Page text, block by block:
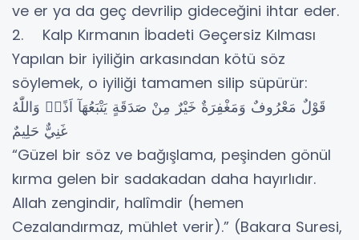
ve er ya da geç devrilip gideceğini ihtar eder.
2. Kalp Kırmanın İbadeti Geçersiz Kılması
Yapılan bir iyiliğin arkasından kötü söz
söylemek, o iyiliği tamamen silip süpürür:
قَوْلٌ مَعْرُوفٌ وَمَغْفِرَةٌ خَيْرٌ مِنْ صَدَقَةٍ يَتْبَعُهَآ اَذًىۜ وَاللّٰهُ
غَنِيٌّ حَلِيمٌ
“Güzel bir söz ve bağışlama, peşinden gönül
kırma gelen bir sadakadan daha hayırlıdır.
Allah zengindir, halîmdir (hemen
Cezalandırmaz, mühlet verir).” (Bakara Suresi,